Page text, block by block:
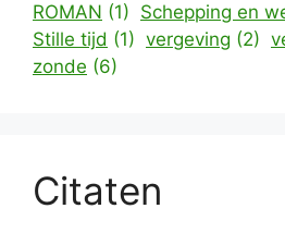
ROMAN (1) Schepping en
Stille tijd (1) vergeving (2)
zonde (6)
Citaten